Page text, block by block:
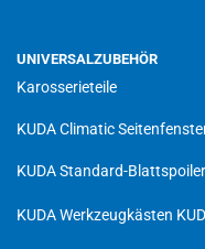
UNIVERSALZUBEHÖR
Karosserieteile
KUDA Climatic
KUDA Standard-
KUDA Werkzeugkästen